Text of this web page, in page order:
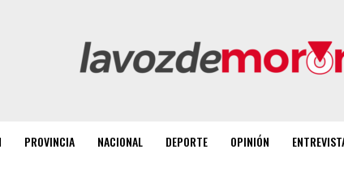
PROVINCIA NACIONAL DEPORTE OPINIÓN